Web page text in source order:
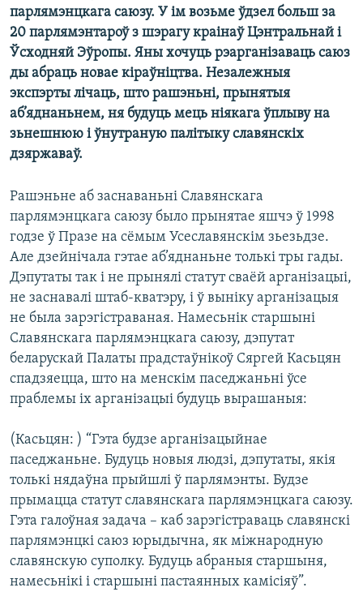
КУЛЬТУРА
КАЛЯНДАР
МОВА
НА ХВАЛЯХ СВАБОДЫ
Усе сайты РС/РСЭ
парлямэнцкага саюзу. У ім возьме ўдзел больш за
20 парлямэнтароў з шэрагу краінаў Цэнтральнай і
Ўсходняй Эўропы. Яны хочуць рэарганізаваць саюз
ды абраць новае кіраўніцтва. Незалежныя
экспэрты лічаць, што рашэньні, прынятыя
аб’яднаньнем, ня будуць мець ніякага ўплыву на
зьнешнюю і ўнутраную палітыку славянскіх
дзяржаваў.
Рашэньне аб заснаваньні Славянскага
парлямэнцкага саюзу было прынятае яшчэ ў 1998
годзе ў Празе на сёмым Усеславянскім зьезьдзе.
Але дзейнічала гэтае аб’яднаньне толькі тры гады.
Дэпутаты так і не прынялі статут сваёй арганізацыі,
не заснавалі штаб-кватэру, і ў выніку арганізацыя
не была зарэгістраваная. Намесьнік старшыні
Славянскага парлямэнцкага саюзу, дэпутат
беларускай Палаты прадстаўнікоў Сяргей Касьцян
спадзяецца, што на менскім паседжаньні ўсе
праблемы іх арганізацыі будуць вырашаныя:
(Касьцян: ) “Гэта будзе арганізацыйнае
паседжаньне. Будуць новыя людзі, дэпутаты, якія
толькі нядаўна прыйшлі ў парлямэнты. Будзе
прымацца статут славянскага парлямэнцкага саюзу.
Гэта галоўная задача – каб зарэгістраваць славянскі
парлямэнцкі саюз юрыдычна, як міжнародную
славянскую суполку. Будуць абраныя старшыня,
намесьнікі і старшыні пастаянных камісіяў”.